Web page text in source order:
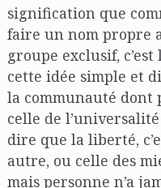
signification que
faire un nom propre
groupe exclusif, c’est
cette idée simple et
la communauté dont
celle de
dire que la liberté,
autre, ou celle des
mais personne n’a